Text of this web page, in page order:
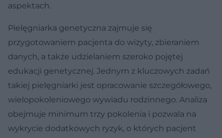
aspektach.
Pielęgniarka genetyczna zajmuje się
przygotowaniem pacjenta do wizyty, zbieraniem
danych, a także udzielaniem szeroko pojętej
edukacji genetycznej. Jednym z kluczowych zadań
takiej pielęgniarki jest opracowanie szczegółowego,
wielopokoleniowego wywiadu rodzinnego. Analiza
obejmuje minimum trzy pokolenia i pozwala na
wykrycie dodatkowych ryzyk, o których pacjent